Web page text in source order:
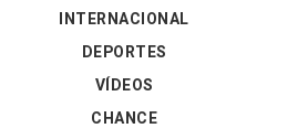
INTERNACIONAL
DEPORTES
VÍDEOS
CHANCE